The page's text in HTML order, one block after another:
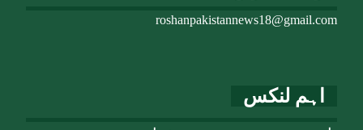
اہم لنکس
roshanpakistannews18@gmail.com